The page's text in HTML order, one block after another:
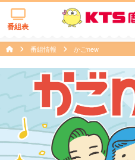
番組表
番組情報 かごnew